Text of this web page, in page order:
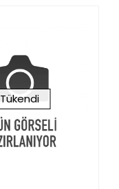
Tükendi